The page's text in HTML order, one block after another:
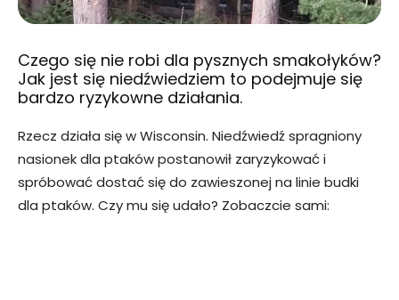
Czego się nie robi dla pysznych smakołyków?
Jak jest się niedźwiedziem to podejmuje się
bardzo ryzykowne działania.
Rzecz działa się w Wisconsin. Niedźwiedź spragniony
nasionek dla ptaków postanowił zaryzykować i
spróbować dostać się do zawieszonej na linie budki
dla ptaków. Czy mu się udało? Zobaczcie sami: